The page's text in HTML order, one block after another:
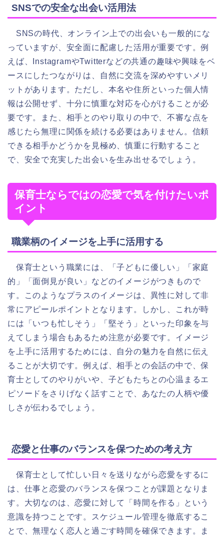
SNSでの安全な出会い活用法
SNSの時代、オンライン上での出会いも一般的にな
っていますが、安全面に配慮した活用が重要です。例
えば、InstagramやTwitterなどの共通の趣味や興味をベ
ースにしたつながりは、自然に交流を深めやすいメリ
ットがあります。ただし、本名や住所といった個人情
報は公開せず、十分に慎重な対応を心がけることが必
要です。また、相手とのやり取りの中で、不審な点を
感じたら無理に関係を続ける必要はありません。信頼
できる相手かどうかを見極め、慎重に行動すること
で、安全で充実した出会いを生み出せるでしょう。
保育士ならではの恋愛で気を付けたいポ
イント
職業柄のイメージを上手に活用する
保育士という職業には、「子どもに優しい」「家庭
的」「面倒見が良い」などのイメージがつきもので
す。このようなプラスのイメージは、異性に対して非
常にアピールポイントとなります。しかし、これが時
には「いつも忙しそう」「堅そう」といった印象を与
えてしまう場合もあるため注意が必要です。イメージ
を上手に活用するためには、自分の魅力を自然に伝え
ることが大切です。例えば、相手との会話の中で、保
育士としてのやりがいや、子どもたちとの心温まるエ
ピソードをさりげなく話すことで、あなたの人柄や優
しさが伝わるでしょう。
恋愛と仕事のバランスを保つための考え方
保育士として忙しい日々を送りながら恋愛をするに
は、仕事と恋愛のバランスを保つことが課題となりま
す。大切なのは、恋愛に対して「時間を作る」という
意識を持つことです。スケジュール管理を徹底するこ
とで、無理なく恋人と過ごす時間を確保できます。ま